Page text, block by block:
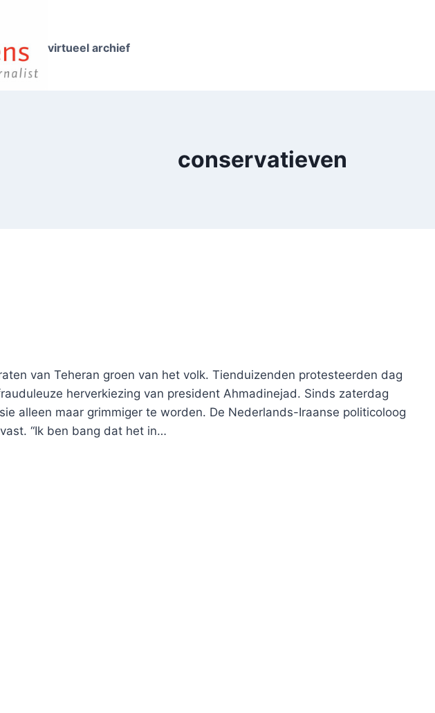
virtueel archief
conservatieven
van Teheran groen van het volk. Tienduizenden protesteerden dag
herverkiezing van president Ahmadinejad. Sinds zaterdag
alleen maar grimmiger te worden. De Nederlands-Iraanse politicoloog
“Ik ben bang dat het in…